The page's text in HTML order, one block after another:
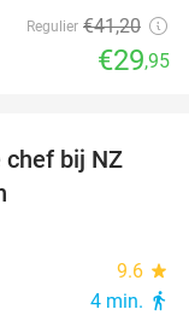
Regulier €41,20
€29,95
46%
chef bij NZ
9.6 star
4 min. directions_walk